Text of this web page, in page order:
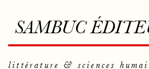
SAMBUC
littérature & sciences